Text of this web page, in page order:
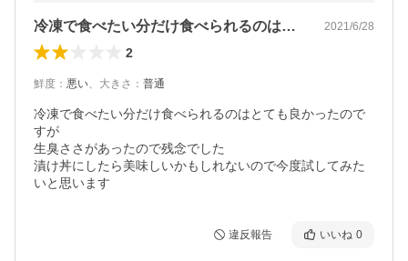
冷凍で食べたい分だけ食べられるのはとて… 2021/6/28
2
鮮度 ： 悪い、 大きさ ： 普通
冷凍で食べたい分だけ食べられるのはとても良かったので
すが
生臭ささがあったので残念でした
漬け丼にしたら美味しいかもしれないので今度試してみた
いと思います
違反報告 いいね 0